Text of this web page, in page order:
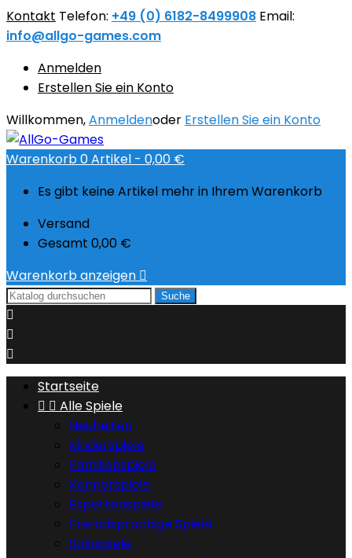
Kontakt Telefon: +49 (0) 6182-8499908 Email:
info@allgo-games.com
Anmelden
Erstellen Sie ein Konto
Willkommen,Anmeldenoder Erstellen Sie ein Konto
Warenkorb0Artikel - 0,00 €
Es gibt keine Artikel mehr in Ihrem Warenkorb
Versand
Gesamt 0,00 €
Warenkorb anzeigen 
Suche



Startseite
  Alle Spiele
Neuheiten
Kinderspiele
Familienspiele
Kennerspiele
Expertenspiele
Fremdsprachige Spiele
Solospiele